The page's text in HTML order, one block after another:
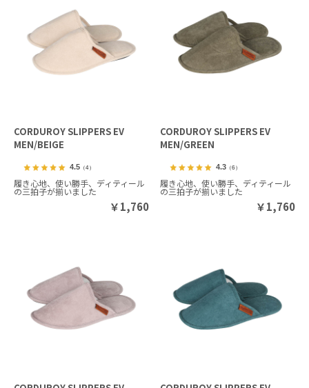
CORDUROY SLIPPERS EV
MEN/BEIGE
4.5（4）
履き心地、使い勝手、ディティール
の三拍子が揃いました
￥1,760
CORDUROY SLIPPERS EV
MEN/GREEN
4.3 （6）
履き心地、使い勝手、ディティール
の三拍子が揃いました
￥1,760